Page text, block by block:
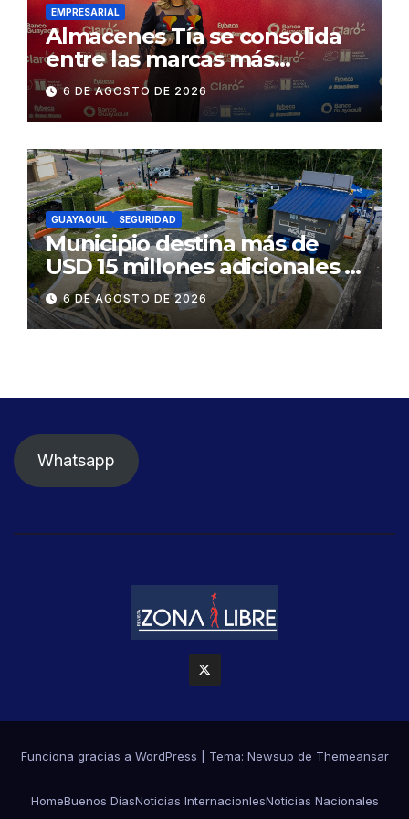
EMPRESARIAL
Almacenes Tía se consolida
entre las marcas más
influyentes del Ecuador
6 DE AGOSTO DE 2026
GUAYAQUIL SEGURIDAD
Municipio destina más de
USD 15 millones adicionales a
SEGURA EP para fortalecer la
seguridad ciudadana
6 DE AGOSTO DE 2026
Whatsapp
Funciona gracias a WordPress Tema: Newsup de Themeansar
HomeBuenos DíasNoticias InternacionlesNoticias Nacionales